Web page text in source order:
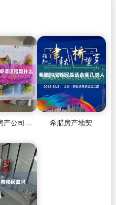
希腊海外房产公司哪个好一点啊 希腊房产地契